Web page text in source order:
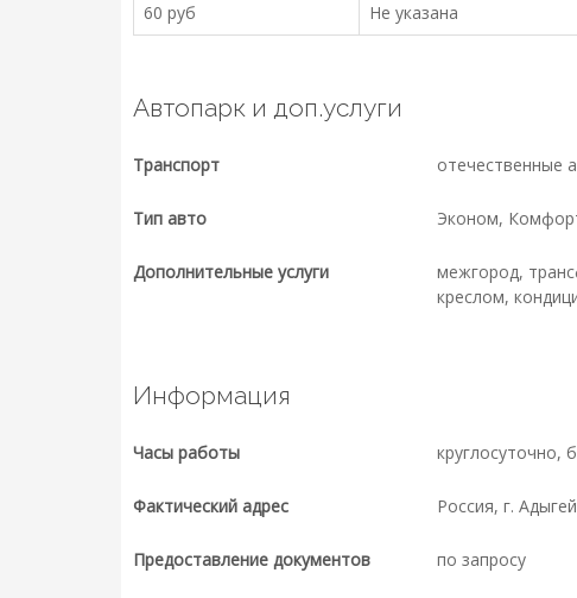
60 руб
Не указана
Автопарк и доп.услуги
Транспорт отечественные
Тип авто Эконом,
Дополнительные услуги
межгород,
креслом,
Информация
Часы работы круглосуточно,
Фактический адрес Россия, г.
Предоставление документов по запросу